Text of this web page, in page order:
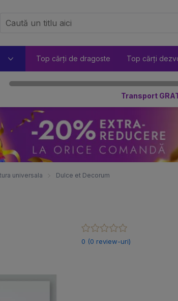
Top cărți de dragoste Top cărți
Transport
universala Dulce et Decorum
0 (0 review-uri)